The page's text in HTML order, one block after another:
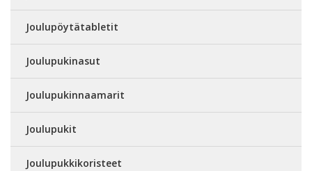
Joulupöytätabletit
Joulupukinasut
Joulupukinnaamarit
Joulupukit
Joulupukkikoristeet